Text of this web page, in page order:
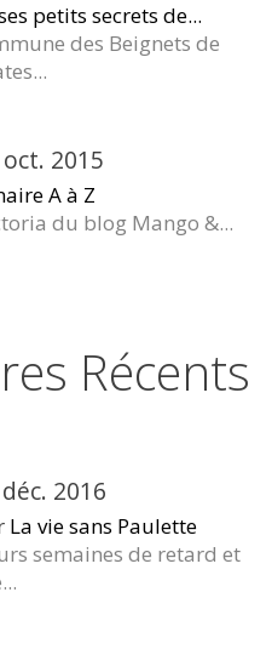
petits secrets de...
des Beignets de
oct. 2015
A à Z
du blog Mango &...
Récents
déc. 2016
La vie sans Paulette
semaines de retard et